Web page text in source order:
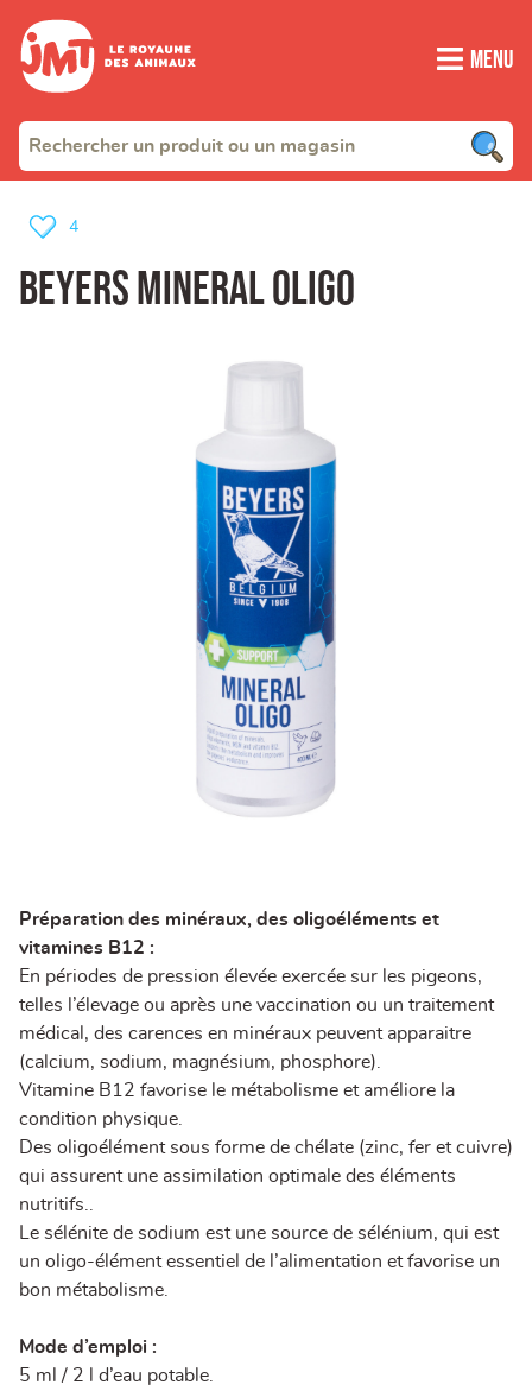
Menu
beyers mineral oligo
4
Préparation des minéraux, des oligoéléments et
vitamines B12 :
En périodes de pression élevée exercée sur les pigeons,
telles l’élevage ou après une vaccination ou un traitement
médical, des carences en minéraux peuvent apparaitre
(calcium, sodium, magnésium, phosphore).
Vitamine B12 favorise le métabolisme et améliore la
condition physique.
Des oligoélément sous forme de chélate (zinc, fer et cuivre)
qui assurent une assimilation optimale des éléments
nutritifs..
Le sélénite de sodium est une source de sélénium, qui est
un oligo-élément essentiel de l’alimentation et favorise un
bon métabolisme.
Mode d’emploi :
5 ml / 2 l d’eau potable.